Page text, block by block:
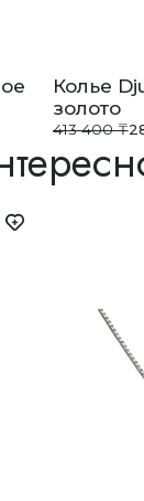
Колье
золото
413 400 ₸